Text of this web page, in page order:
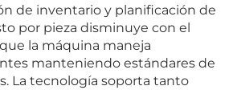
de inventario y planificación de
por pieza disminuye con el
la máquina maneja
manteniendo estándares de
La tecnología soporta tanto